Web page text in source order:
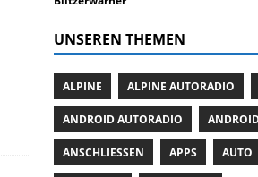
UNSEREN THEMEN
ALPINE ALPINE AUTORADIO
ANDROID AUTORADIO
ANSCHLIESSEN APPS AUTO